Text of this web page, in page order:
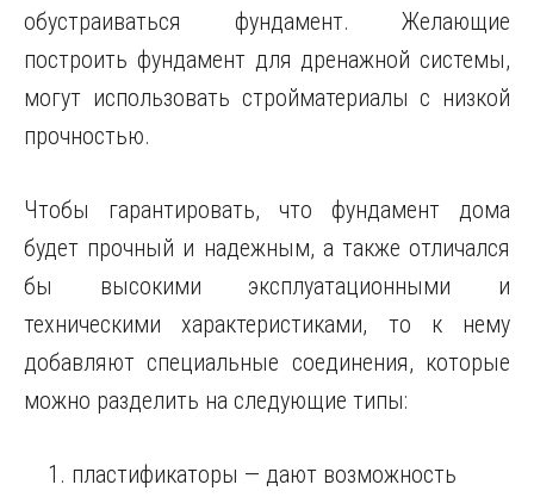
обустраиваться фундамент. Желающие
построить фундамент для дренажной системы,
могут использовать стройматериалы с низкой
прочностью.
Чтобы гарантировать, что фундамент дома
будет прочный и надежным, а также отличался
бы высокими эксплуатационными и
техническими характеристиками, то к нему
добавляют специальные соединения, которые
можно разделить на следующие типы:
пластификаторы — дают возможность